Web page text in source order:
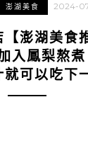
澎湖美食 2024-
澎湖美食
入鳳梨熬
就可以吃下